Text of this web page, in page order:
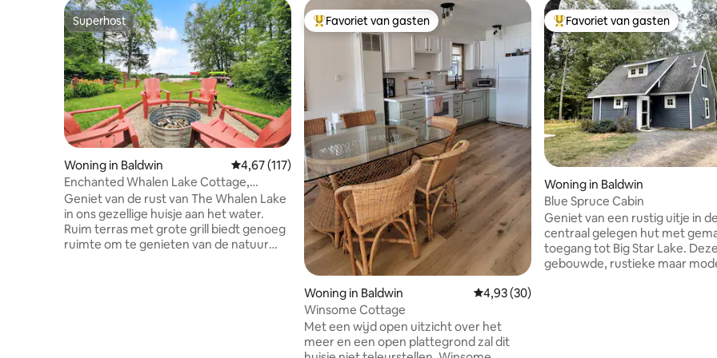
Superhost
Superhost
Woning in Baldwin Gemiddelde beoordeling van 4,67 op 5, 117 recensies
4,67 (117)
Enchanted Whalen Lake Cottage,
bubbelbad, wifi
Geniet van de rust van The Whalen Lake
in ons gezellige huisje aan het water.
Ruim terras met grote grill biedt genoeg
ruimte om te genieten van de natuur
Topfavoriet van gasten
Favoriet van gasten
Woning in Baldwin Gemiddelde beoordeling van 4,93 op 5, 30
4,93 (30)
Winsome Cottage
Met een wijd open uitzicht over het
meer en een open plattegrond zal dit
Topfavoriet van gasten
Favoriet van gasten
Woning in Baldwin
Blue Spruce Cabin
Geniet van een rustig uitje in
centraal gelegen hut met
toegang tot Big Star Lake.
gebouwde, rustieke maar